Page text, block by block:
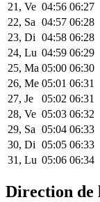
21, Ve 04:56 06:27
22, Sa 04:57 06:28
23, Di 04:58 06:28
24, Lu 04:59 06:29
25, Ma 05:00 06:30
26, Me 05:01 06:31
27, Je
05:02 06:31
28, Ve 05:03 06:32
29, Sa 05:04 06:33
30, Di 05:05 06:33
31, Lu 05:06 06:34
Direction de